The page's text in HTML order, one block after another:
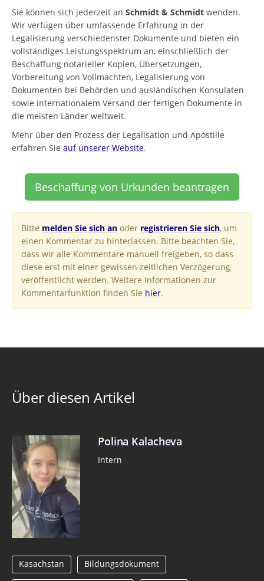
Sie können sich jederzeit an Schmidt & Schmidt wenden.
Wir verfügen über umfassende Erfahrung in der
Legalisierung verschiedenster Dokumente und bieten ein
vollständiges Leistungsspektrum an, einschließlich der
Beschaffung notarieller Kopien, Übersetzungen,
Vorbereitung von Vollmachten, Legalisierung von
Dokumenten bei Behörden und ausländischen Konsulaten
sowie internationalem Versand der fertigen Dokumente in
die meisten Länder weltweit.
Mehr über den Prozess der Legalisation und Apostille
erfahren Sie auf unserer Website.
Beschaffung von Urkunden beantragen
Bitte melden Sie sich an oder registrieren Sie sich, um
einen Kommentar zu hinterlassen. Bitte beachten Sie,
dass wir alle Kommentare manuell freigeben, so dass
diese erst mit einer gewissen zeitlichen Verzögerung
veröffentlicht werden. Weitere Informationen zur
Kommentarfunktion finden Sie hier.
Über diesen Artikel
Polina Kalacheva
Intern
Kasachstan Bildungsdokument